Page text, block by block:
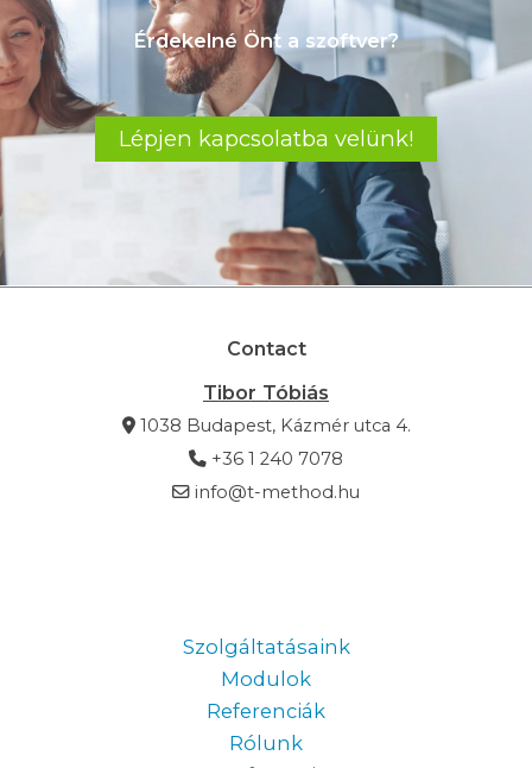
Érdekelné Önt a szoftver?
Lépjen kapcsolatba velünk!
Contact
Tibor Tóbiás
1038 Budapest, Kázmér utca 4.
+36 1 240 7078
info@t-method.hu
Szolgáltatásaink
Modulok
Referenciák
Rólunk